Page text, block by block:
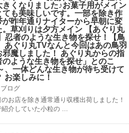
きくなりました♪お菓子用がメイン
ても美味しいです。一部を除き作
が昨年通りナイターから早朝に変
。草刈りは夕方メイン 【あぐり丸
忍者のような生き物を探せ！【鳥
あぐり丸TVなんと今回はあの鳥羽
邪魔しました！ あぐり丸からの指
ような生き物を探せ」とのこ
、一体どんな生き物が待ち受けて
お楽しみに！
ブログ
お店を除き通常通り収穫出荷しました！
介していた小粒の ...